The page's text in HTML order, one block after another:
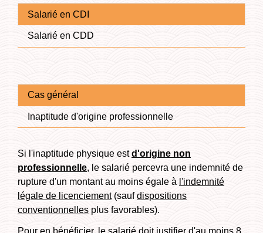
Salarié en CDI
Salarié en CDD
Cas général
Inaptitude d'origine professionnelle
Si l'inaptitude physique estd'origine non
professionnelle, le salarié percevra une indemnité de
rupture d'un montant au moins égale à l'indemnité
légale de licenciement(saufdispositions
conventionnelles plus favorables).
Pour en bénéficier, le salarié doit justifier d'au moins 8